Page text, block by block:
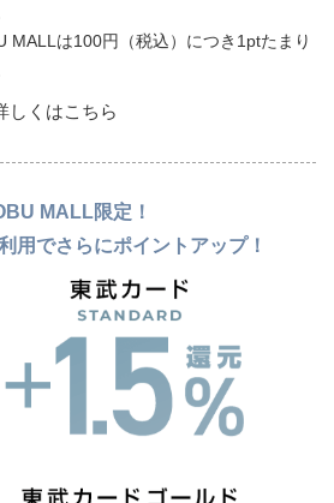
MALLは100円（税込）につき1ptたまり
しくはこちら
MALL限定！
用でさらにポイントアップ！